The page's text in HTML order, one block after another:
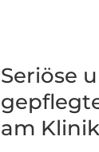
Seriöse
am